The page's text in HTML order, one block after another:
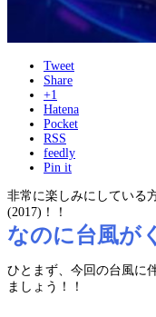
Tweet
Share
+1
Hatena
Pocket
RSS
feedly
Pin it
非常に楽しみにしている
(2017)！！
なのに台風が
ひとまず、今回の台風に
ましょう！！